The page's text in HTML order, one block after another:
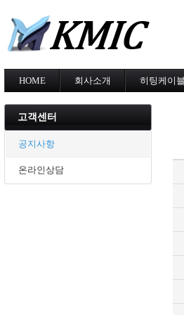
HOME 회사소개 히팅케이블
지붕융설
고객센터
공지사항
온라인상담